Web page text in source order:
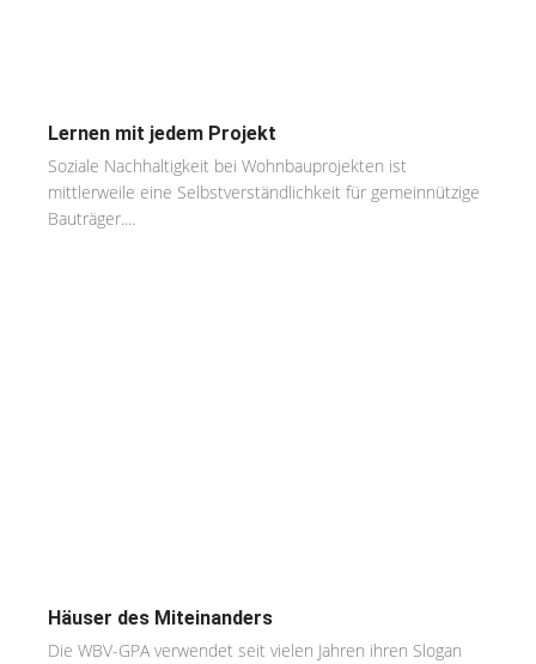
Lernen mit jedem Projekt
Soziale Nachhaltigkeit bei Wohnbauprojekten ist
mittlerweile eine Selbstverständlichkeit für gemeinnützige
Bauträger....
Häuser des Miteinanders
Die WBV-GPA verwendet seit vielen Jahren ihren Slogan